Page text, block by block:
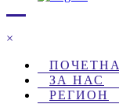
×
ПОЧЕТНА
ЗА НАС
РЕГИОН